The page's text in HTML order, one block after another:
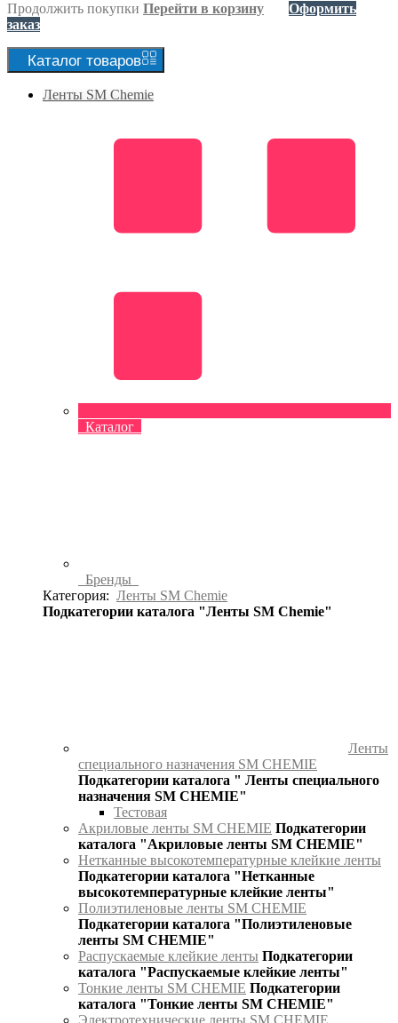
Продолжить покупки Перейти в корзину
Оформить
заказ
Каталог товаров
Ленты SM Chemie
Каталог
Бренды
Категория: Ленты SM Chemie
Подкатегории каталога "Ленты SM Chemie"
Ленты
специального назначения SM CHEMIE
Подкатегории каталога " Ленты специального
назначения SM CHEMIE"
Тестовая
Акриловые ленты SM CHEMIE Подкатегории
каталога "Акриловые ленты SM CHEMIE"
Нетканные высокотемпературные клейкие ленты
Подкатегории каталога "Нетканные
высокотемпературные клейкие ленты"
Полиэтиленовые ленты SM CHEMIE
Подкатегории каталога "Полиэтиленовые
ленты SM CHEMIE"
Распускаемые клейкие ленты Подкатегории
каталога "Распускаемые клейкие ленты"
Тонкие ленты SM CHEMIE Подкатегории
каталога "Тонкие ленты SM CHEMIE"
Электротехнические ленты SM CHEMIE